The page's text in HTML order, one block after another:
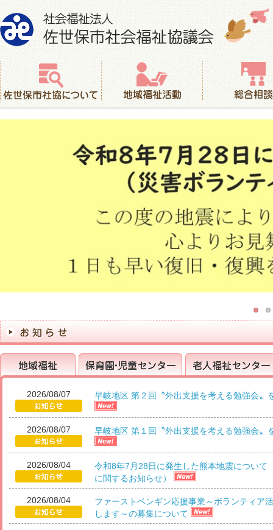
社会福祉法人 佐世保市社会福祉協議会
佐世保市社協について
地域福祉活動 総合相談
地域福祉 保育園・児童センター
2026/08/07 早岐地区 第２回〝外出支援を考える勉強会〟
2026/08/07 早岐地区 第１回〝外出支援を考える勉強会〟
2026/08/04
令和8年7月28日に発生した熊本地震について
に関するお知らせ）
2026/08/04
ファーストペンギン応援事業～ボランティア
します～の募集について